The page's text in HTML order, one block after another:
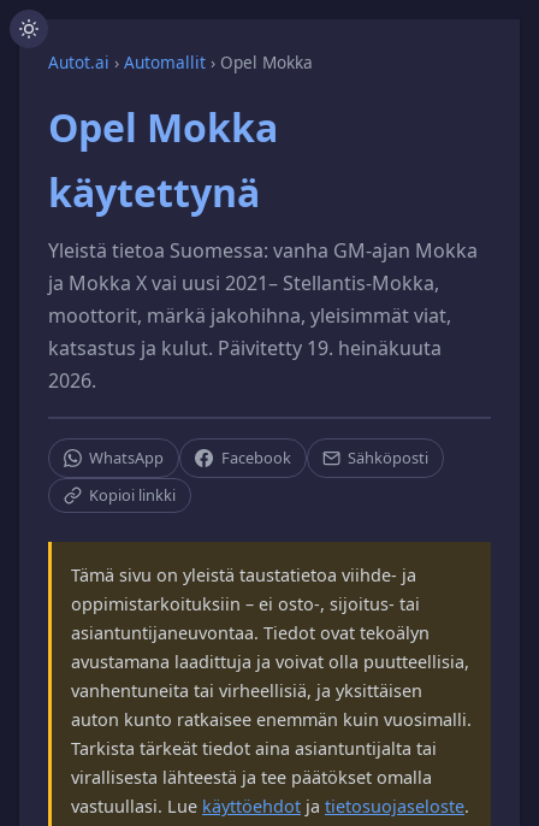
Autot.ai › Automallit › Opel Mokka
Opel Mokka
käytettynä
Yleistä tietoa Suomessa: vanha GM-ajan Mokka
ja Mokka X vai uusi 2021– Stellantis-Mokka,
moottorit, märkä jakohihna, yleisimmät viat,
katsastus ja kulut. Päivitetty 19. heinäkuuta
2026.
WhatsApp Facebook
Sähköposti
Kopioi linkki
Tämä sivu on yleistä taustatietoa viihde- ja
oppimistarkoituksiin – ei osto-, sijoitus- tai
asiantuntijaneuvontaa. Tiedot ovat tekoälyn
avustamana laadittuja ja voivat olla puutteellisia,
vanhentuneita tai virheellisiä, ja yksittäisen
auton kunto ratkaisee enemmän kuin vuosimalli.
Tarkista tärkeät tiedot aina asiantuntijalta tai
virallisesta lähteestä ja tee päätökset omalla
vastuullasi. Lue käyttöehdot ja tietosuojaseloste.